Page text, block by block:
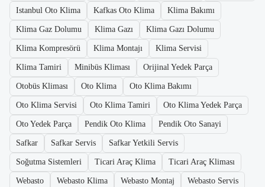
Istanbul Oto Klima Kafkas Oto Klima Klima Bakımı
Klima Gaz Dolumu Klima Gazı Klima Gazı Dolumu
Klima Kompresörü Klima Montajı Klima Servisi
Klima Tamiri Minibüs Kliması Orijinal Yedek Parça
Otobüs Kliması Oto Klima Oto Klima Bakımı
Oto Klima Servisi Oto Klima Tamiri Oto Klima Yedek Parça
Oto Yedek Parça Pendik Oto Klima Pendik Oto Sanayi
Safkar Safkar Servis Safkar Yetkili Servis
Soğutma Sistemleri Ticari Araç Klima Ticari Araç Kliması
Webasto Webasto Klima Webasto Montaj Webasto Servis